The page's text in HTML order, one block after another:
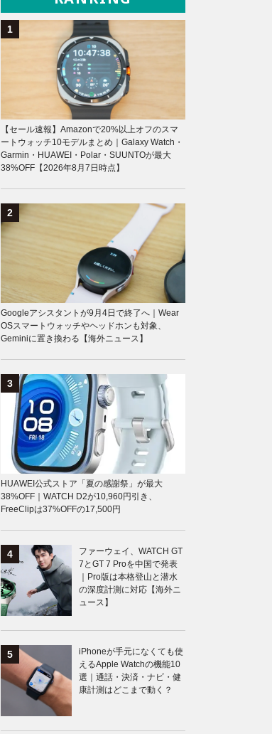
【セール速報】Amazonで20%以上オフのスマ
ートウォッチ10モデルまとめ｜Galaxy Watch・
Garmin・HUAWEI・Polar・SUUNTOが最大
38%OFF【2026年8月7日時点】
Googleアシスタントが9月4日で終了へ｜Wear
OSスマートウォッチやヘッドホンも対象、
Geminiに置き換わる【海外ニュース】
HUAWEI公式ストア「夏の感謝祭」が最大
38%OFF｜WATCH D2が10,960円引き、
FreeClipは37%OFFの17,500円
ファーウェイ、WATCH GT
7とGT 7 Proを中国で発表
｜Pro版は本格登山と潜水
の深度計測に対応【海外ニ
ュース】
iPhoneが手元になくても使
えるApple Watchの機能10
選｜通話・決済・ナビ・健
康計測はどこまで動く？